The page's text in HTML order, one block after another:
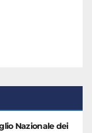
Nazionale dei